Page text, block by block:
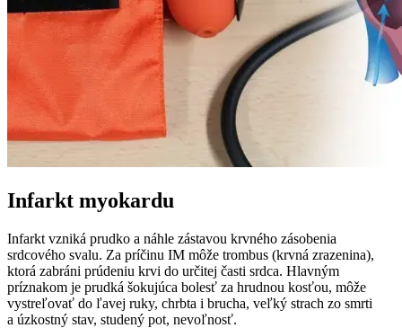
Infarkt myokardu
Infarkt vzniká prudko a náhle zástavou krvného zásobenia
srdcového svalu. Za príčinu IM môže trombus (krvná zrazenina),
ktorá zabráni prúdeniu krvi do určitej časti srdca. Hlavným
príznakom je prudká šokujúca bolesť za hrudnou kosťou, môže
vystreľovať do ľavej ruky, chrbta i brucha, veľký strach zo smrti
a úzkostný stav, studený pot, nevoľnosť.